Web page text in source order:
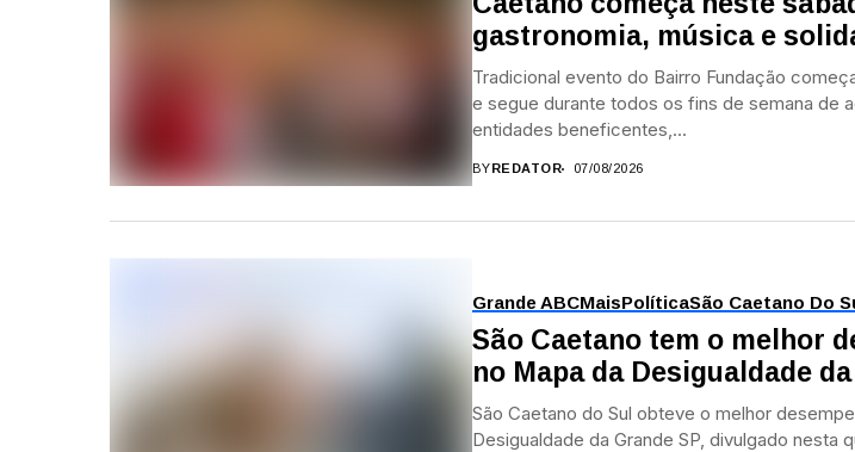
gastronomia, música e
Tradicional evento do Bairro Fundação
e segue durante todos os fins de semana de
entidades beneficentes,...
BY REDATOR 07/08/2026
Grande ABCMaisPolíticaSão Caetano Do
São Caetano tem o melhor
no Mapa da Desigualdade
São Caetano do Sul obteve o melhor
Desigualdade da Grande SP, divulgado nesta